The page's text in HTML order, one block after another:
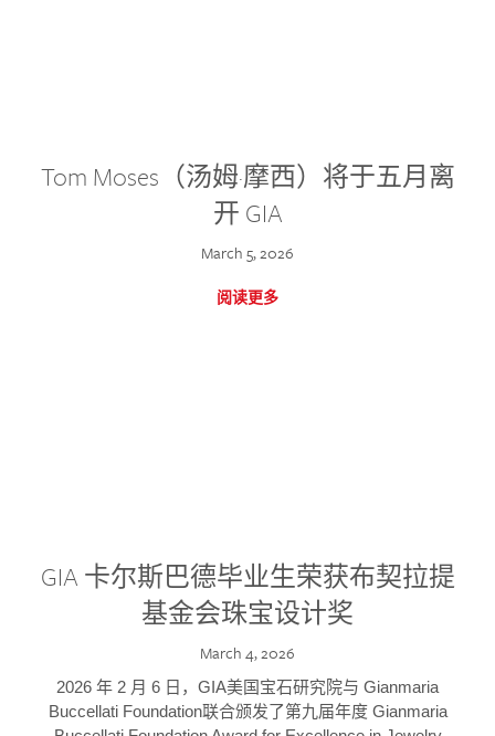
Tom Moses（汤姆·摩西）将于五月离
开 GIA
March 5, 2026
阅读更多
GIA 卡尔斯巴德毕业生荣获布契拉提
基金会珠宝设计奖
March 4, 2026
2026 年 2 月 6 日，GIA美国宝石研究院与 Gianmaria
Buccellati Foundation联合颁发了第九届年度 Gianmaria